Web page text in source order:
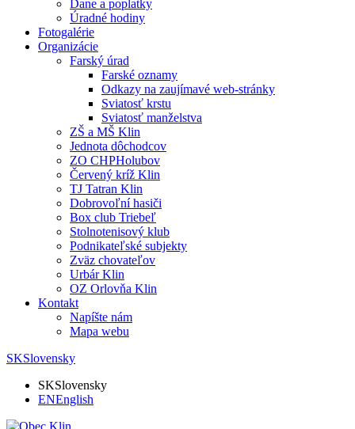
Dane a poplatky
Úradné hodiny
Fotogalérie
Organizácie
Farský úrad
Farské oznamy
Odkazy na zaujímavé web-stránky
Sviatosť krstu
Sviatosť manželstva
ZŠ a MŠ Klin
Jednota dôchodcov
ZO CHPHolubov
Červený kríž Klin
TJ Tatran Klin
Dobrovoľní hasiči
Box club Triebeľ
Stolnotenisový klub
Podnikateľské subjekty
Zväz chovateľov
Urbár Klin
OZ Orlovňa Klin
Kontakt
Napíšte nám
Mapa webu
SKSlovensky
SKSlovensky
ENEnglish